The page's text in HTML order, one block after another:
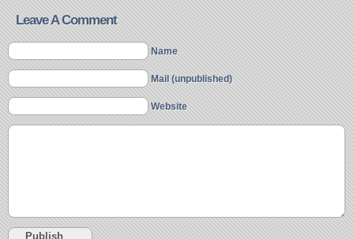
Leave A Comment
Name
Mail (unpublished)
Website